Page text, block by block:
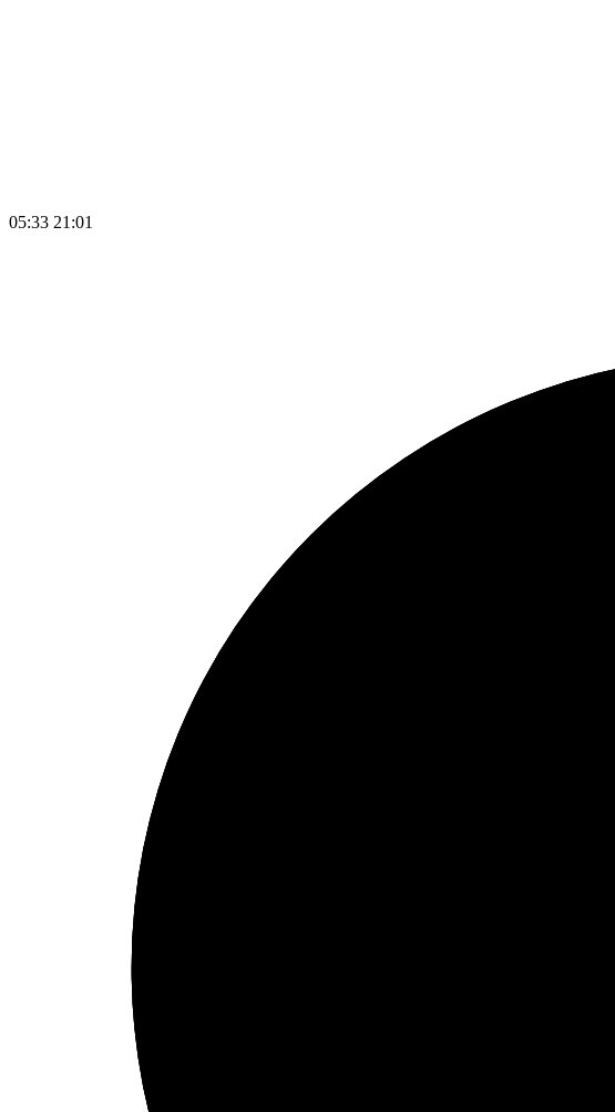
05:33 21:01